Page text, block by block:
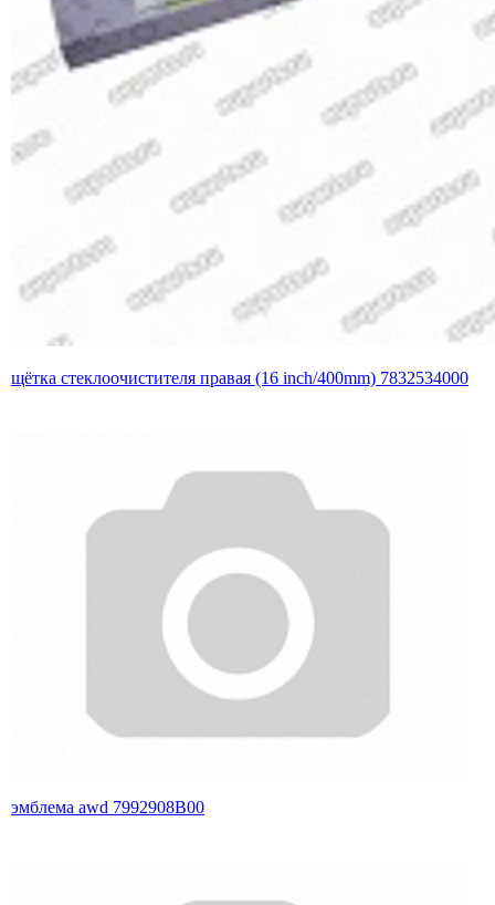
щётка стеклоочистителя правая (16 inch/400mm) 7832534000
эмблема awd 7992908B00